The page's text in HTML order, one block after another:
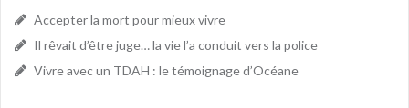
Accepter la mort pour mieux vivre
Il rêvait d’être juge… la vie l’a conduit vers la police
Vivre avec un TDAH : le témoignage d’Océane